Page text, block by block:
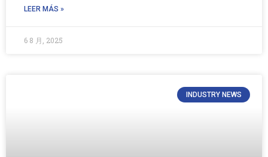
LEER MÁS »
6 8 月, 2025
INDUSTRY NEWS